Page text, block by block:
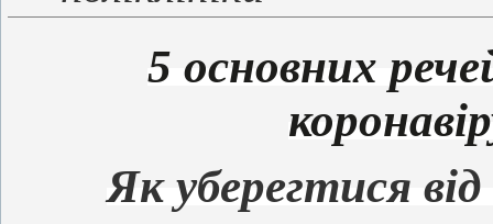
5 основних
Як уберегтися